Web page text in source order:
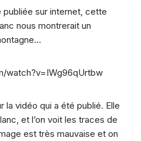
publiée sur internet, cette
nous montrerait un
watch?v=IWg96qUrtbw
la vidéo qui a été publié. Elle
et l’on voit les traces de
est très mauvaise et on